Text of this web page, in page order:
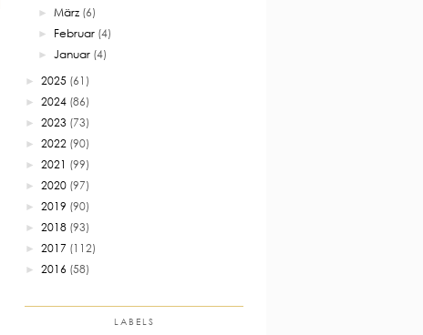
►März (6)
► Februar (4)
►Januar (4)
► 2025 (61)
► 2024 (86)
► 2023 (73)
► 2022 (90)
► 2021 (99)
► 2020 (97)
► 2019 (90)
► 2018 (93)
► 2017 (112)
► 2016 (58)
LABELS